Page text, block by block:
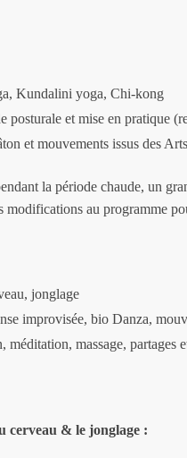
Kundalini yoga, Chi-kong
posturale et mise en pratique
et mouvements issus des
la période chaude, un
modifications au programme
jonglage
improvisée, bio Danza,
méditation, massage, partages
cerveau & le jonglage :